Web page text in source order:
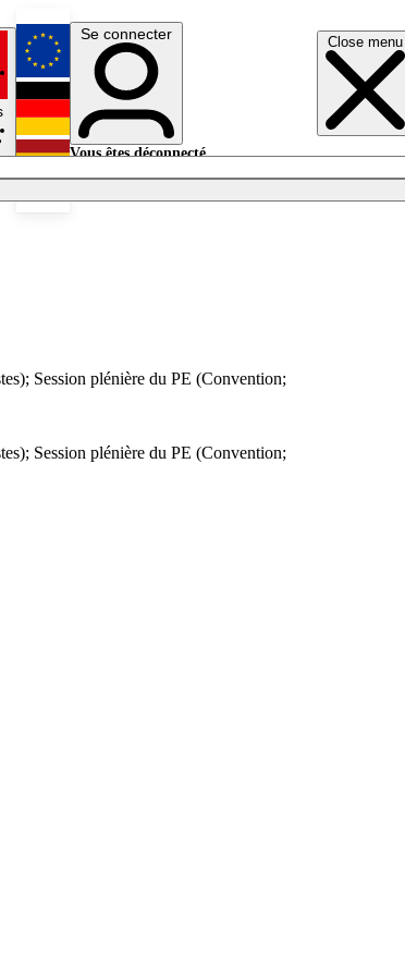
Close menu
English
Deutsch
Se connecter
Vous êtes déconnecté.
Session plénière du PE (Convention;
Session plénière du PE (Convention;